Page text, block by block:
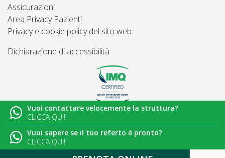
Assicurazioni
Area Privacy Pazienti
Privacy e cookie policy del sito web
Dichiarazione di accessibilità
© 2026Martini Centro Medico - Lucca
Vuoi contattare velocemente la struttura?
CLICCA QUI!
Vuoi sapere se il tuo referto è pronto?
CLICCA QUI!